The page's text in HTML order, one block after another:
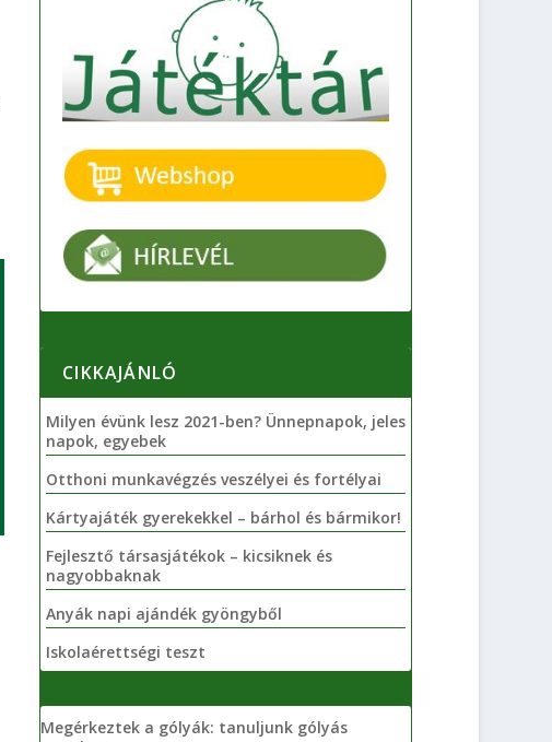
CIKKAJÁNLÓ
Milyen évünk lesz 2021-ben? Ünnepnapok, jeles
napok, egyebek
Otthoni munkavégzés veszélyei és fortélyai
Kártyajáték gyerekekkel – bárhol és bármikor!
Fejlesztő társasjátékok – kicsiknek és
nagyobbaknak
Anyák napi ajándék gyöngyből
Iskolaérettségi teszt
Megérkeztek a gólyák: tanuljunk gólyás